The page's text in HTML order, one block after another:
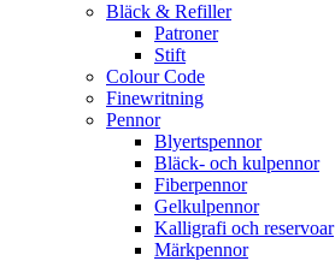
Bläck & Refiller
Patroner
Stift
Colour Code
Finewritning
Pennor
Blyertspennor
Bläck- och kulpennor
Fiberpennor
Gelkulpennor
Kalligrafi och reservoar
Märkpennor